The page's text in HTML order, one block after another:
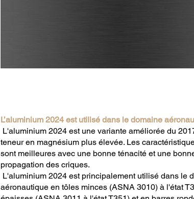
L’aluminium 2024 est utilisé dans le domaine
L'aluminium 2024 est une variante améliorée du
teneur en magnésium plus élevée. Les
sont meilleures avec une bonne ténacité et une
propagation des criques.
L'aluminium 2024 est principalement utilisé dans le
aéronautique en tôles minces (ASNA 3010) à l'état